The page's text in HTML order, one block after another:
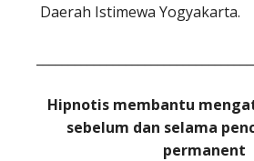
Daerah Istimewa Yogyakarta.
Hipnotis membantu
sebelum dan selama
permanent